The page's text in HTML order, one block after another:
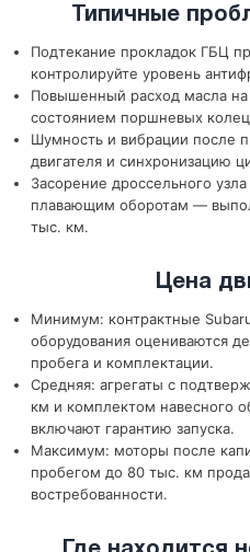
Типичные
Подтекание прокладок ГБЦ
контролируйте уровень
Повышенный расход масла
состоянием поршневых
Шумность и вибрации после
двигателя и синхронизацию
Засорение дроссельного
плавающим оборотам —
тыс. км.
Цена
Минимум: контрактные
оборудования оцениваются
пробега и комплектации.
Средняя: агрегаты с
км и комплектом навесного
включают гарантию запуска.
Максимум: моторы после
пробегом до 80 тыс. км
востребованности.